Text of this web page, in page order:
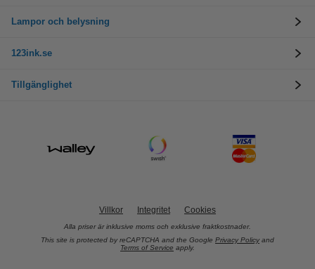
Lampor och belysning
123ink.se
Tillgänglighet
Villkor Integritet Cookies
Alla priser är inklusive moms och exklusive fraktkostnader.
This site is protected by reCAPTCHA and the Google Privacy Policy and
Terms of Service apply.